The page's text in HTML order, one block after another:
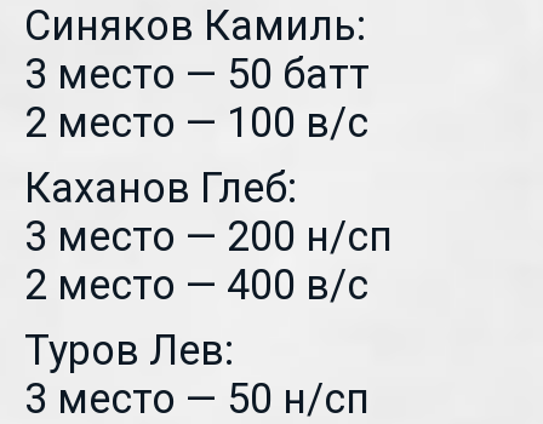
Синяков Камиль:
3 место — 50 батт
2 место — 100 в/с
Каханов Глеб:
3 место — 200 н/сп
2 место — 400 в/с
Туров Лев:
3 место — 50 н/сп